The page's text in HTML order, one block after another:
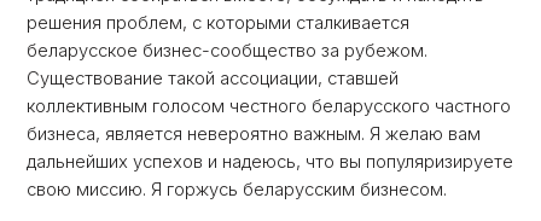
решения проблем, с которыми сталкивается
беларусское бизнес-сообщество за рубежом.
Существование такой ассоциации, ставшей
коллективным голосом честного беларусского частного
бизнеса, является невероятно важным. Я желаю вам
дальнейших успехов и надеюсь, что вы популяризируете
свою миссию. Я горжусь беларусским бизнесом.